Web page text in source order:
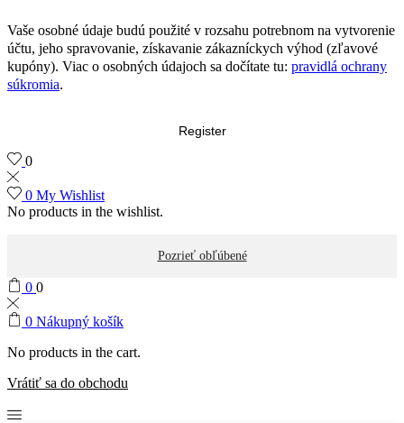
Vaše osobné údaje budú použité v rozsahu potrebnom na vytvorenie
účtu, jeho spravovanie, získavanie zákazníckych výhod (zľavové
kupóny). Viac o osobných údajoch sa dočítate tu: pravidlá ochrany
súkromia.
Register
0
0 My Wishlist
No products in the wishlist.
Pozrieť obľúbené
0 0
0 Nákupný košík
No products in the cart.
Vrátiť sa do obchodu